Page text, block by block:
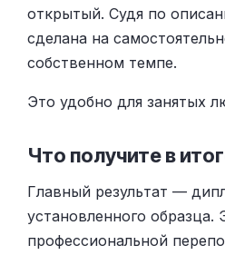
открытый. Судя по
сделана на
собственном темпе.
Это удобно для занятых
Что получите в
Главный результат —
установленного образца.
профессиональной